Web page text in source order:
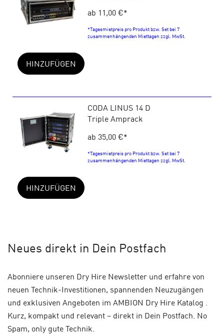
ab 11,00 €*
*Tagesmietpreis pro Produkt bzw. Set bei 7
zusammenhängenden Miettagen zzgl. MwSt.
HINZUFÜGEN
CODA LINUS 14 D
Triple Amprack
ab 35,00 €*
*Tagesmietpreis pro Produkt bzw. Set bei 7
zusammenhängenden Miettagen zzgl. MwSt.
HINZUFÜGEN
Neues direkt in Dein Postfach
Abonniere unseren Dry Hire Newsletter und erfahre von
neuen Technik-Investitionen, spannenden Neuzugängen
und exklusiven Angeboten im AMBION Dry Hire Katalog .
Kurz, kompakt und relevant – direkt in Dein Postfach. No
Spam, only gute Technik.